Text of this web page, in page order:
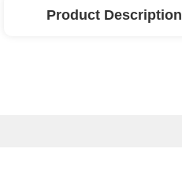
Product Description